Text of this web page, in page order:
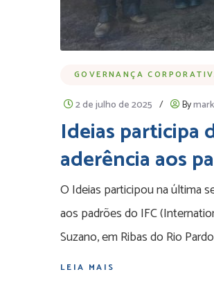
GOVERNANÇA
2 de julho de 2025 / By
Ideias participa
aderência aos
O Ideias participou na última
aos padrões do IFC
Suzano, em Ribas do Rio
LEIA MAIS